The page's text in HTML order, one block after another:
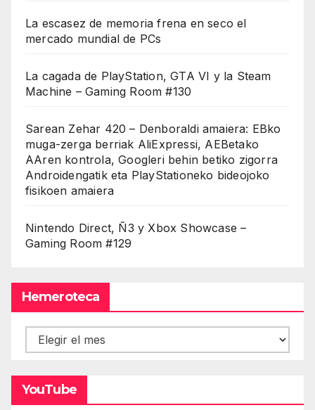
La escasez de memoria frena en seco el
mercado mundial de PCs
La cagada de PlayStation, GTA VI y la Steam
Machine – Gaming Room #130
Sarean Zehar 420 – Denboraldi amaiera: EBko
muga-zerga berriak AliExpressi, AEBetako
AAren kontrola, Googleri behin betiko zigorra
Androidengatik eta PlayStationeko bideojoko
fisikoen amaiera
Nintendo Direct, Ñ3 y Xbox Showcase –
Gaming Room #129
Hemeroteca
Hemeroteca
YouTube